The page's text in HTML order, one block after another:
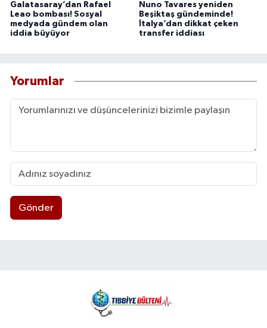
Galatasaray’dan Rafael
Leao bombası! Sosyal
medyada gündem olan
iddia büyüyor
Nuno Tavares yeniden
Beşiktaş gündeminde!
İtalya’dan dikkat çeken
transfer iddiası
Yorumlar
Gönder